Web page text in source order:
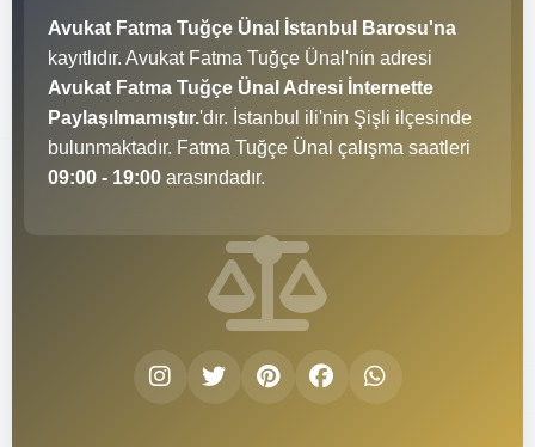
Avukat Fatma Tuğçe Ünal İstanbul Barosu'na
kayıtlıdır. Avukat Fatma Tuğçe Ünal'nin adresi
Avukat Fatma Tuğçe Ünal Adresi İnternette
Paylaşılmamıştır.'dır. İstanbul ili'nin Şişli ilçesinde
bulunmaktadır. Fatma Tuğçe Ünal çalışma saatleri
09:00 - 19:00 arasındadır.